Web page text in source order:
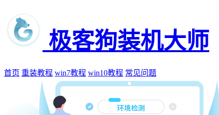
极客狗装机大师
首页 重装教程 win7教程 win10教程 常见问题